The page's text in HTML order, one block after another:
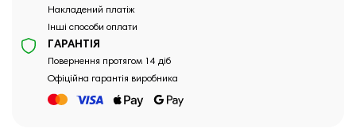
Накладений платіж
Інші способи оплати
ГАРАНТІЯ
Повернення протягом 14 діб
Офіційна гарантія виробника